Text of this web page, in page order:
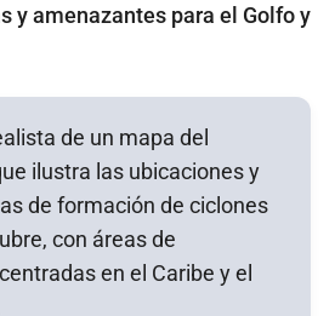
y amenazantes para el Golfo y